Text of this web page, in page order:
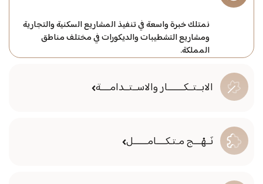
نمتلك خبرة واسعة في تنفيذ المشاريع السكنية والتجارية
ومشاريع التشطيبات والديكورات في مختلف مناطق
المملكة.
الابــتــكـــــــار والاســتــدامــــة
نَــهْـــج مـتـكــــامــــــل